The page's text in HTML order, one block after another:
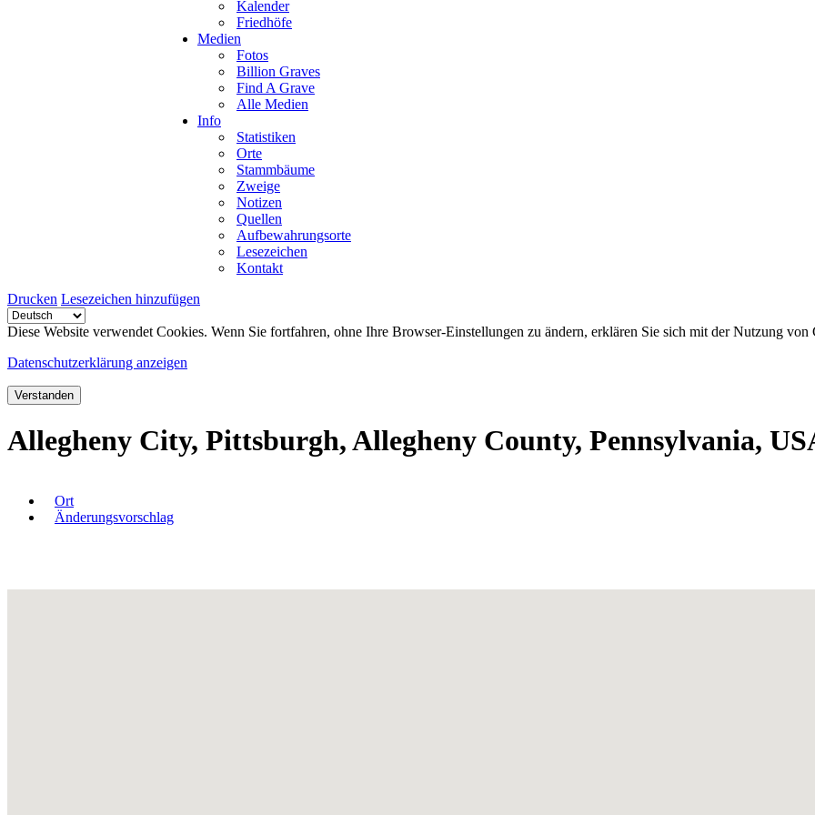
Kalender
Friedhöfe
Medien
Fotos
Billion Graves
Find A Grave
Alle Medien
Info
Statistiken
Orte
Stammbäume
Zweige
Notizen
Quellen
Aufbewahrungsorte
Lesezeichen
Kontakt
Drucken Lesezeichen hinzufügen
Diese Website verwendet Cookies. Wenn Sie fortfahren, ohne Ihre Browser-Einstellungen zu ändern, erklären Sie sich mit der Nutzung von
Datenschutzerklärung anzeigen
Verstanden
Allegheny City, Pittsburgh, Allegheny County, Pennsylvania,
Ort
Änderungsvorschlag